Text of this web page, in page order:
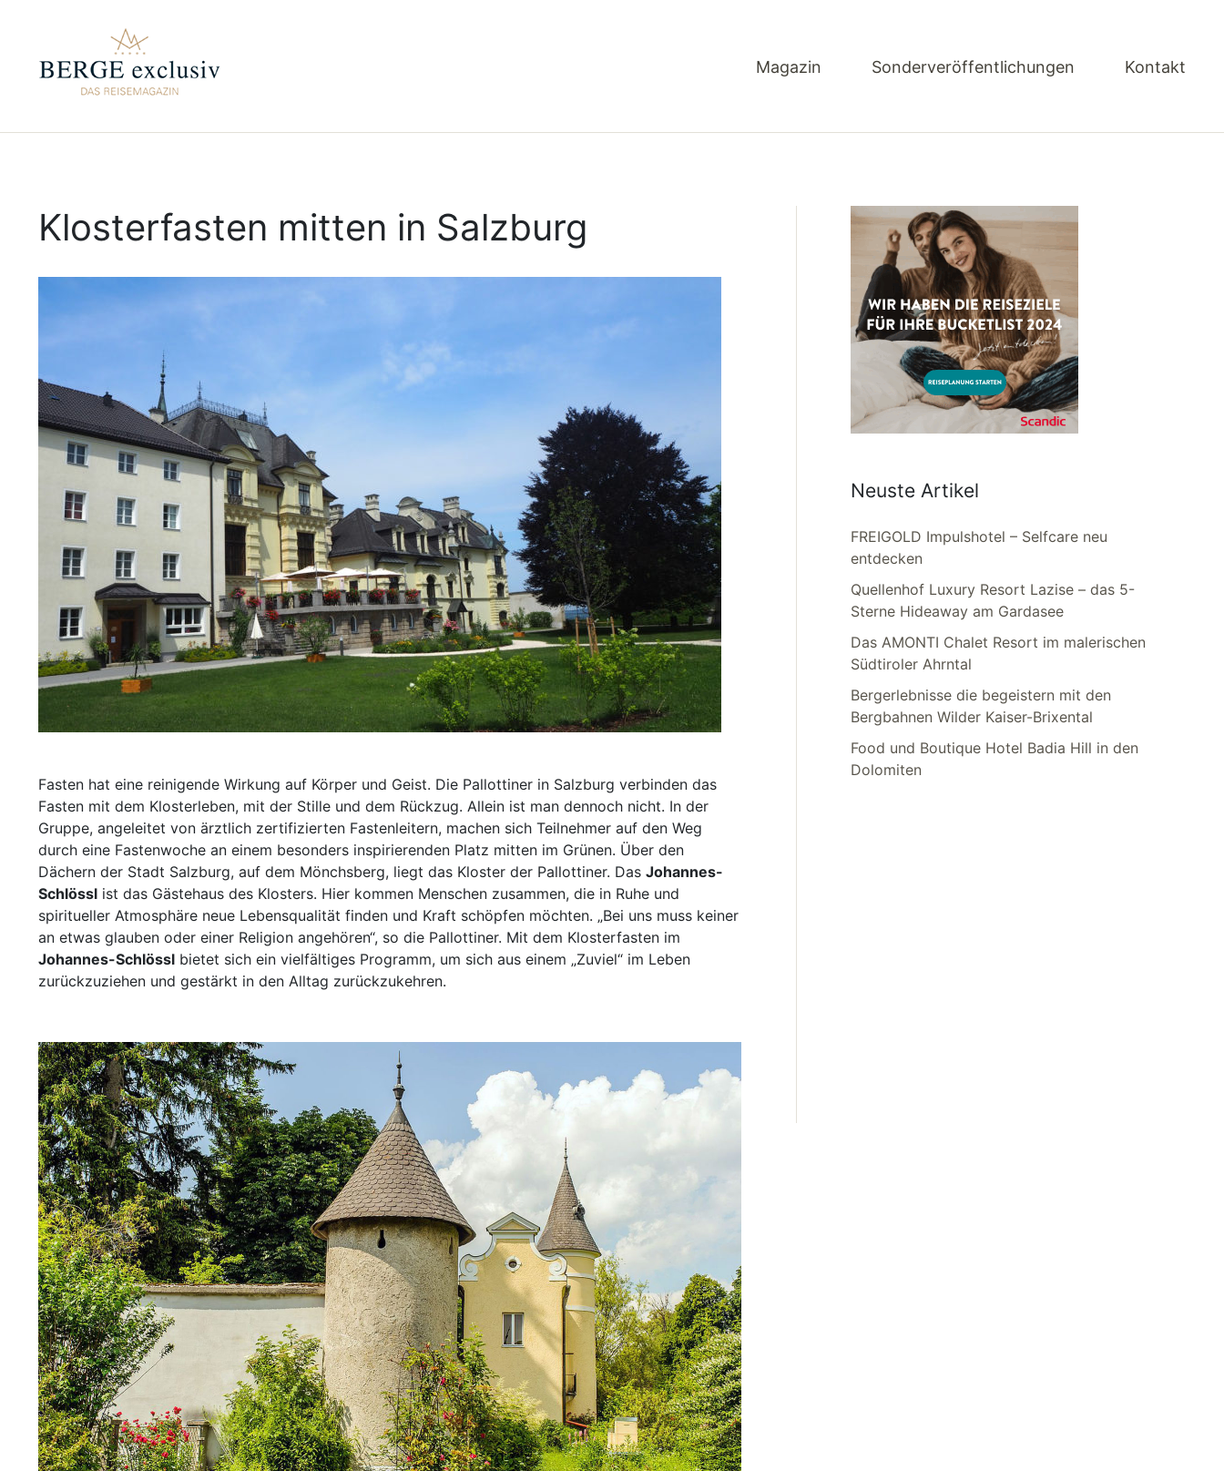
Magazin Sonderveröffentlichungen Kontakt
Klosterfasten mitten in Salzburg
Fasten hat eine reinigende Wirkung auf Körper und Geist. Die Pallottiner in Salzburg verbinden das
Fasten mit dem Klosterleben, mit der Stille und dem Rückzug. Allein ist man dennoch nicht. In der
Gruppe, angeleitet von ärztlich zertifizierten Fastenleitern, machen sich Teilnehmer auf den Weg
durch eine Fastenwoche an einem besonders inspirierenden Platz mitten im Grünen. Über den
Dächern der Stadt Salzburg, auf dem Mönchsberg, liegt das Kloster der Pallottiner. Das Johannes-
Schlössl ist das Gästehaus des Klosters. Hier kommen Menschen zusammen, die in Ruhe und
spiritueller Atmosphäre neue Lebensqualität finden und Kraft schöpfen möchten. „Bei uns muss keiner
an etwas glauben oder einer Religion angehören“, so die Pallottiner. Mit dem Klosterfasten im
Johannes-Schlössl bietet sich ein vielfältiges Programm, um sich aus einem „Zuviel“ im Leben
zurückzuziehen und gestärkt in den Alltag zurückzukehren.
Neuste Artikel
FREIGOLD Impulshotel – Selfcare neu
entdecken
Quellenhof Luxury Resort Lazise – das 5-
Sterne Hideaway am Gardasee
Das AMONTI Chalet Resort im malerischen
Südtiroler Ahrntal
Bergerlebnisse die begeistern mit den
Bergbahnen Wilder Kaiser-Brixental
Food und Boutique Hotel Badia Hill in den
Dolomiten